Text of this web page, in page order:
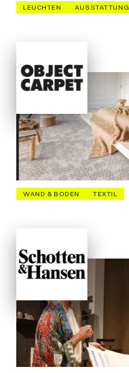
LEUCHTEN AUSSTATTUNG
WAND & BODEN TEXTIL